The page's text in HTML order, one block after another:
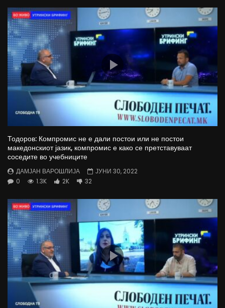
Тодоров: Компромис не е дали постои или не постои
македонскиот јазик, компромис е како се претставуваат
соседите во учебниците
ДАМЈАН ВАРОШЛИЈА
ЈУНИ 30, 2022
0
1.3K 2K 32